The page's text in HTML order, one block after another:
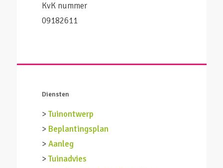
KvK nummer
09182611
Diensten
>Tuinontwerp
> Beplantingsplan
>Aanleg
>Tuinadvies